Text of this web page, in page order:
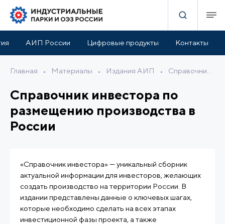
АИП России Цифровые продукты Контакты
Главная • Материалы • Издания АИП •
Справочник инвестора по
размещению производства в
России
«Справочник инвестора» — уникальный сборник
актуальной информации для инвесторов, желающих
создать производство на территории России. В
издании представлены данные о ключевых шагах,
которые необходимо сделать на всех этапах
инвестиционной фазы проекта, а также